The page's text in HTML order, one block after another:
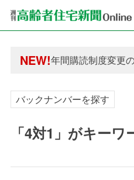
NEW!
年間購読制度変更の
高齢者住宅新聞 無
高齢者住宅新聞 無
バックナンバーを探す
「4対1」がキー